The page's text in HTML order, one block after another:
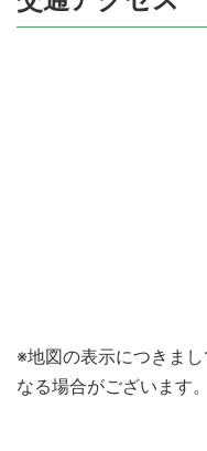
※地図の表示につきま
なる場合がございます。